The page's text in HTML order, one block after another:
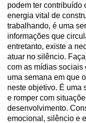
podem ter contribuído
energia vital de
trabalhando, é uma
informações que
entretanto, existe a
atuar no silêncio.
com as mídias sociais
uma semana em que
neste objetivo. É uma
e romper com
desenvolvimento.
emocional, silêncio e